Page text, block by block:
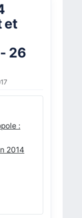
et
26
:
2014